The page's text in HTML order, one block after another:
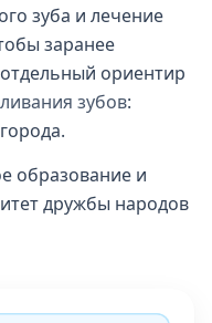
зуба и лечение
заранее
ориентир
зубов:
образование и
дружбы народов